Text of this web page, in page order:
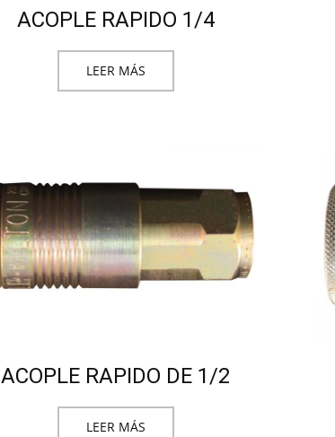
ACOPLE RAPIDO 1/4
LEER MÁS
ACOPLE RAPIDO DE 1/2
LEER MÁS